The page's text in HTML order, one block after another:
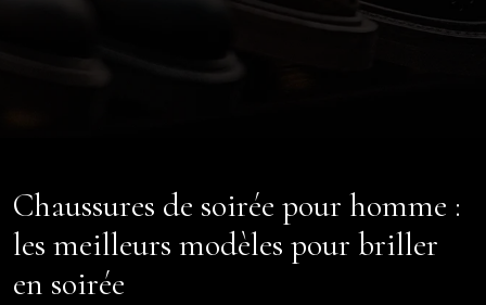
Chaussures de soirée pour homme :
les meilleurs modèles pour briller
en soirée